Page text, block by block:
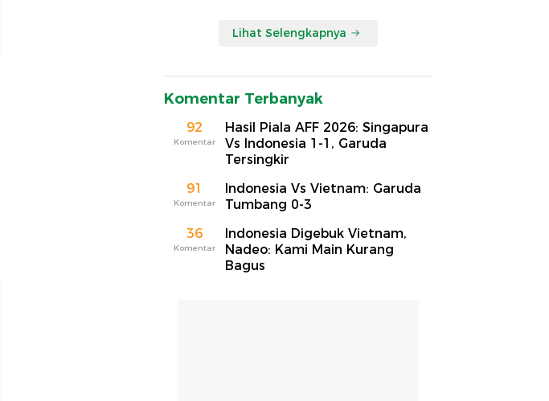
Lihat Selengkapnya
Komentar Terbanyak
92
Komentar
Hasil Piala AFF 2026: Singapura
Vs Indonesia 1-1, Garuda
Tersingkir
91
Komentar
Indonesia Vs Vietnam: Garuda
Tumbang 0-3
36
Komentar
Indonesia Digebuk Vietnam,
Nadeo: Kami Main Kurang
Bagus